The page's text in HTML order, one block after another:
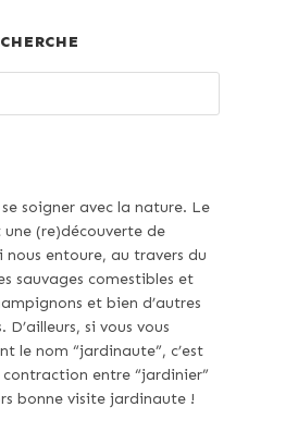
soigner avec la nature. Le
(re)découverte de
nous entoure, au travers du
sauvages comestibles et
et bien d’autres
si vous vous
le nom “jardinaute”, c’est
entre “jardinier”
bonne visite jardinaute !